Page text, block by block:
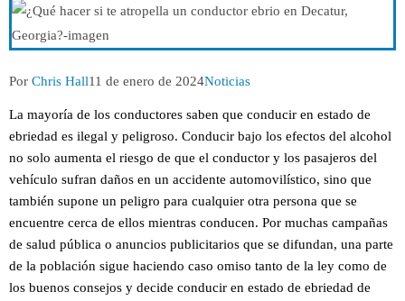
Autor
la
entrada:
Por Chris HallPublicación
la
entrada:
11 de enero de 2024Categoría
la
entrada:
Noticias
La mayoría de los conductores saben que conducir en estado de
ebriedad es ilegal y peligroso. Conducir bajo los efectos del alcohol
no solo aumenta el riesgo de que el conductor y los pasajeros del
vehículo sufran daños en un accidente automovilístico, sino que
también supone un peligro para cualquier otra persona que se
encuentre cerca de ellos mientras conducen. Por muchas campañas
de salud pública o anuncios publicitarios que se difundan, una parte
de la población sigue haciendo caso omiso tanto de la ley como de
los buenos consejos y decide conducir en estado de ebriedad de